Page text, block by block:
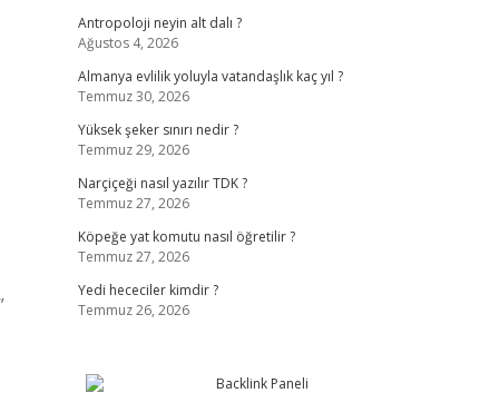
Antropoloji neyin alt dalı ?
Ağustos 4, 2026
Almanya evlilik yoluyla vatandaşlık kaç yıl ?
Temmuz 30, 2026
Yüksek şeker sınırı nedir ?
Temmuz 29, 2026
Narçiçeği nasıl yazılır TDK ?
Temmuz 27, 2026
Köpeğe yat komutu nasıl öğretilir ?
Temmuz 27, 2026
Yedi hececiler kimdir ?
Temmuz 26, 2026